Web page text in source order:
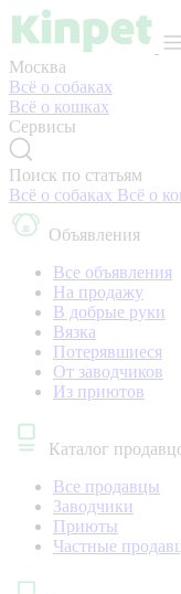
Москва
Всё о собаках
Всё о кошках
Сервисы
Поиск по статьям
Всё о собаках Всё о
Объявления
Все объявления
На продажу
В добрые руки
Вязка
Потерявшиеся
От заводчиков
Из приютов
Каталог
Все продавцы
Заводчики
Приюты
Частные